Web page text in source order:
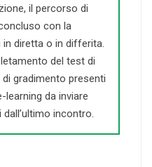
il percorso di
con la
diretta o in differita.
del test di
gradimento presenti
da inviare
incontro.